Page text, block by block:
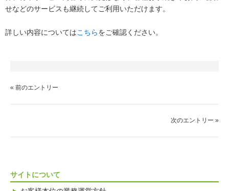
せなどのサービスも継続してご利用いただけます。
詳しい内容についてはこちらをご確認ください。
« 前のエントリー
次のエントリー »
サイトについて